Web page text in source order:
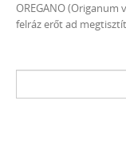
OREGANO
felráz erőt ad